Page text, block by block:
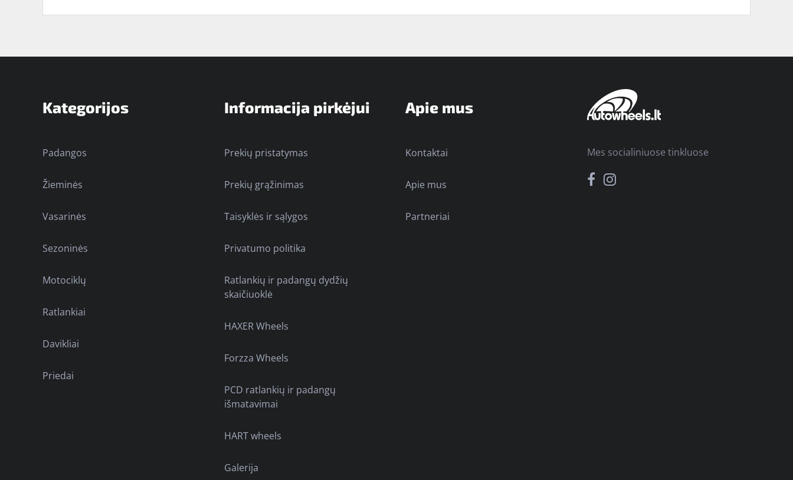
Kategorijos
Padangos
Žieminės
Vasarinės
Sezoninės
Motociklų
Ratlankiai
Davikliai
Priedai
Informacija pirkėjui
Prekių pristatymas
Prekių grąžinimas
Taisyklės ir sąlygos
Privatumo politika
Ratlankių ir padangų dydžių
skaičiuoklė
HAXER Wheels
Forzza Wheels
PCD ratlankių ir padangų
išmatavimai
HART wheels
Galerija
Apie mus
Kontaktai
Apie mus
Partneriai
Mes socialiniuose tinkluose